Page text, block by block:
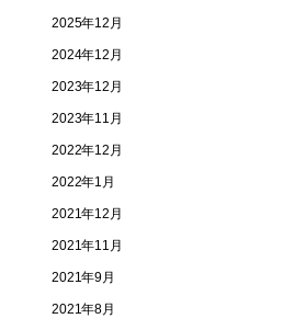
2025年12月
2024年12月
2023年12月
2023年11月
2022年12月
2022年1月
2021年12月
2021年11月
2021年9月
2021年8月